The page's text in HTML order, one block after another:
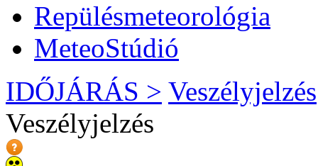
Repülésmeteorológia
MeteoStúdió
IDŐJÁRÁS > Veszélyjelzés
Veszélyjelzés